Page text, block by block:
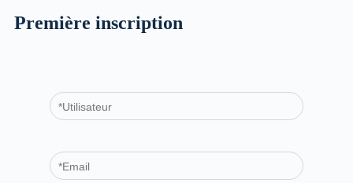
Première inscription